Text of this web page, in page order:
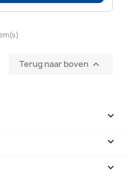
Terug naar boven 


